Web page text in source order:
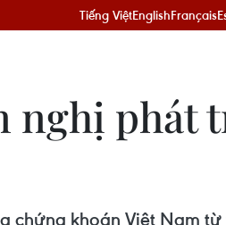
Tiếng ViệtEnglishFrançais
nghị phát
chứng khoán Việt Nam